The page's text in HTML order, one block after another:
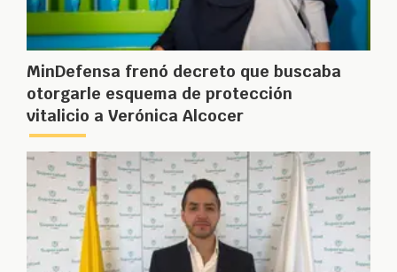
MinDefensa frenó decreto que buscaba
otorgarle esquema de protección
vitalicio a Verónica Alcocer